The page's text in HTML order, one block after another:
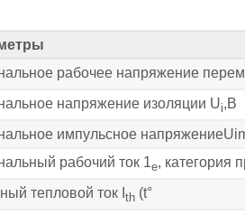
рабочее напряжение
напряжение изоляции Ui,B
импульсное
рабочий ток 1е, категория
тепловой ток I th (t°